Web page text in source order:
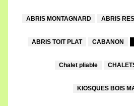
ABRIS MONTAGNARD ABRIS
ABRIS TOIT PLAT CABANON
Chalet pliable
KIOSQUES BOIS